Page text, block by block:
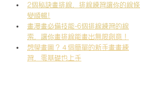
2個秘訣畫排線，排線練習讓你的線條
變順暢!
畫漫畫必備技能-6個排線練習的線
索，讓你畫排線能畫出無限創意！
想學畫圖？４個簡單的新手畫畫練
習，零基礎也上手